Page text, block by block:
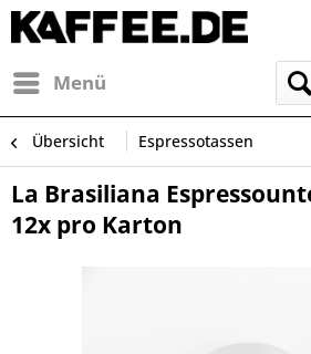
Menü
Übersicht Espressotassen
La Brasiliana
12x pro Karton